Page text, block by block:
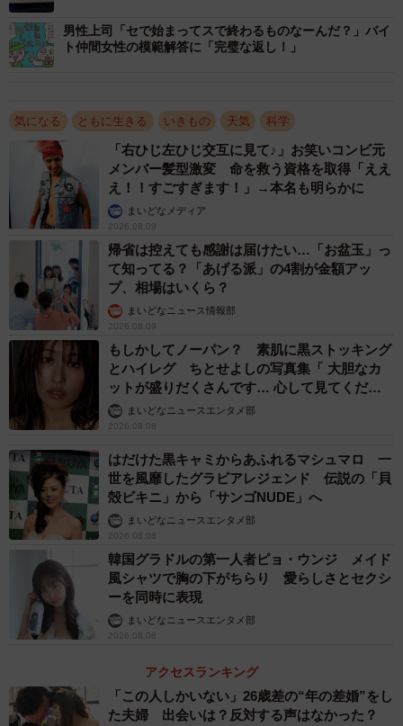
熱帯や亜熱帯に生息するはずのソトイワシ（提供写真）
同じく、温かい地域に生息するはずのハタの仲間・キハッソク（提供写
真）
男性によると、これまでにもマンタやウミガメなど、珍し
いう。「最近では、熱帯・亜熱帯に生息するキハッソクと
いうハタの仲間も網にかかりました。やっぱり温暖化の影
男性上司「セで始まってスで終わるものなーんだ？」バイ
ト仲間女性の模範解答に「完璧な返し！」
気になる ともに生きる いきもの 天気 科学
「右ひじ左ひじ交互に見て♪」お笑いコンビ元
メンバー髪型激変 命を救う資格を取得「ええ
え！！すごすぎます！」→本名も明らかに
まいどなメディア
2026.08.09
帰省は控えても感謝は届けたい…「お盆玉」っ
て知ってる？「あげる派」の4割が金額アッ
プ、相場はいくら？
まいどなニュース情報部
2026.08.09
もしかしてノーパン？ 素肌に黒ストッキング
とハイレグ ちとせよしの写真集「 大胆なカ
ットが盛りだくさんです… 心して見てくださ
い」まいどなニュースエンタメ部
2026.08.08
はだけた黒キャミからあふれるマシュマロ 一
世を風靡したグラビアレジェンド 伝説の「貝
殻ビキニ」から「サンゴNUDE」へ
まいどなニュースエンタメ部
2026.08.08
韓国グラドルの第一人者ピョ・ウンジ メイド
風シャツで胸の下がちらり 愛らしさとセクシ
ーを同時に表現
まいどなニュースエンタメ部
2026.08.08
アクセスランキング
「この人しかいない」26歳差の“年の差婚”をし
た夫婦 出会いは？反対する声はなかった？